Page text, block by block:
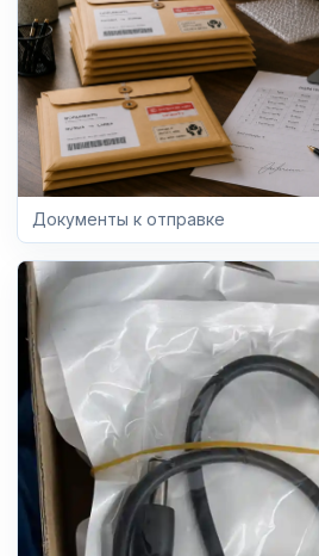
Документы к отправке